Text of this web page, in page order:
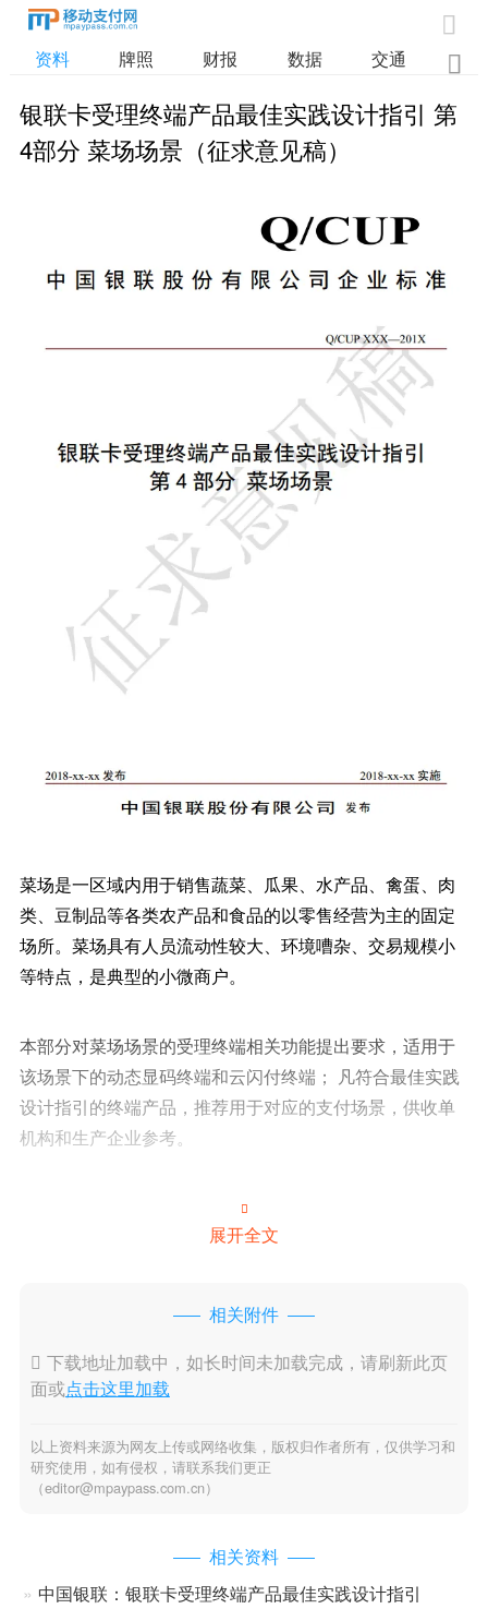

资料 牌照 财报 数据 交通 
银联卡受理终端产品最佳实践设计指引 第
4部分 菜场场景（征求意见稿）
菜场是一区域内用于销售蔬菜、瓜果、水产品、禽蛋、肉
类、豆制品等各类农产品和食品的以零售经营为主的固定
场所。菜场具有人员流动性较大、环境嘈杂、交易规模小
等特点，是典型的小微商户。
本部分对菜场场景的受理终端相关功能提出要求，适用于
该场景下的动态显码终端和云闪付终端； 凡符合最佳实践
设计指引的终端产品，推荐用于对应的支付场景，供收单
机构和生产企业参考。

展开全文
相关附件
 下载地址加载中，如长时间未加载完成，请刷新此页
面或点击这里加载
以上资料来源为网友上传或网络收集，版权归作者所有，仅供学习和
研究使用，如有侵权，请联系我们更正
（editor@mpaypass.com.cn）
相关资料
中国银联：银联卡受理终端产品最佳实践设计指引